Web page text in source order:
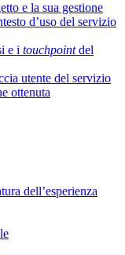
e la sua gestione
d’uso del servizio
e i touchpointdel
utente del servizio
ottenuta
dell’esperienza